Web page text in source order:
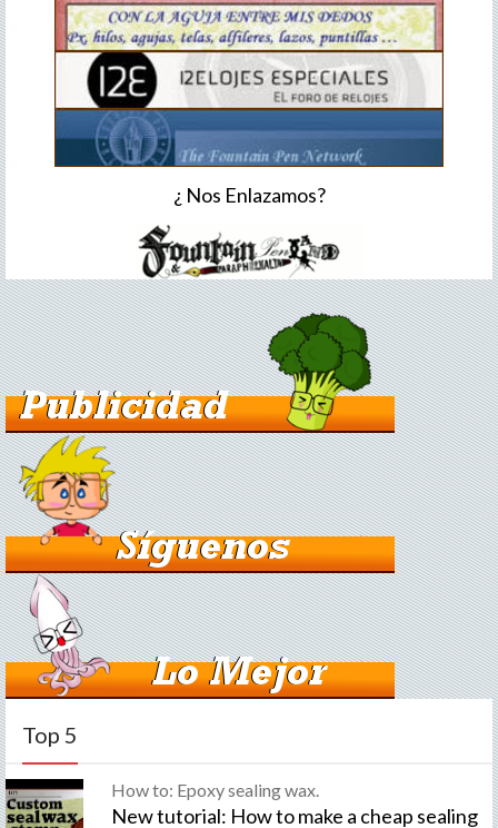
¿ Nos Enlazamos?
Top 5
How to: Epoxy sealing wax.
New tutorial: How to make a cheap sealing